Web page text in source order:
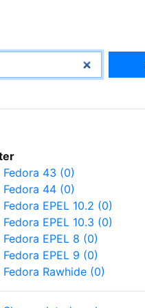
Fedora 43 (0)
Fedora 44 (0)
Fedora EPEL 10.2 (0)
Fedora EPEL 10.3 (0)
Fedora EPEL 8 (0)
Fedora EPEL 9 (0)
Fedora Rawhide (0)